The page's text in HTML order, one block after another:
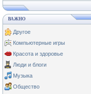
ВАЖНО
Другое
Компьютерные игры
Красота и здоровье
Люди и блоги
Музыка
Общество